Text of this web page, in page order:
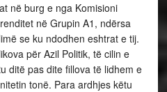
në burg e nga Komisioni
në Grupin A1, ndërsa
se ku ndodhen eshtrat e tij.
për Azil Politik, të cilin e
ditë pas dite fillova të lidhem e
tonë. Para ardhjes këtu